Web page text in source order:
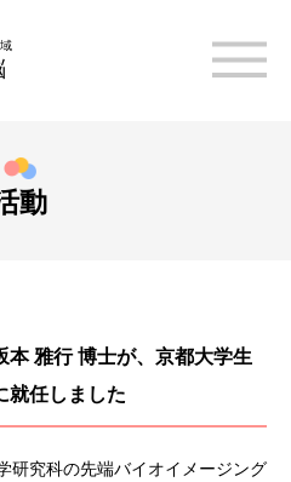
動
本 雅行 博士が、京都大学生
就任しました
研究科の先端バイオイメージング